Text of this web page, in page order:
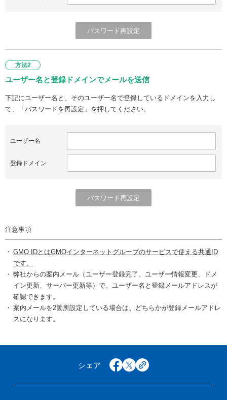
方法2
ユーザー名と登録ドメインでメールを送信
下記にユーザー名と、そのユーザー名で登録しているドメインを入力し
て、「パスワードを再設定」を押してください。
ユーザー名
登録ドメイン
注意事項
GMO IDとはGMOインターネットグループのサービスで使える共通ID
です。
弊社からの案内メール（ユーザー登録完了、ユーザー情報変更、ドメ
イン更新、サーバー更新等）で、ユーザー名と登録メールアドレスが
確認できます。
案内メールを2箇所設定している場合は、どちらかが登録メールアドレ
スになります。
シェア facebook
x copy